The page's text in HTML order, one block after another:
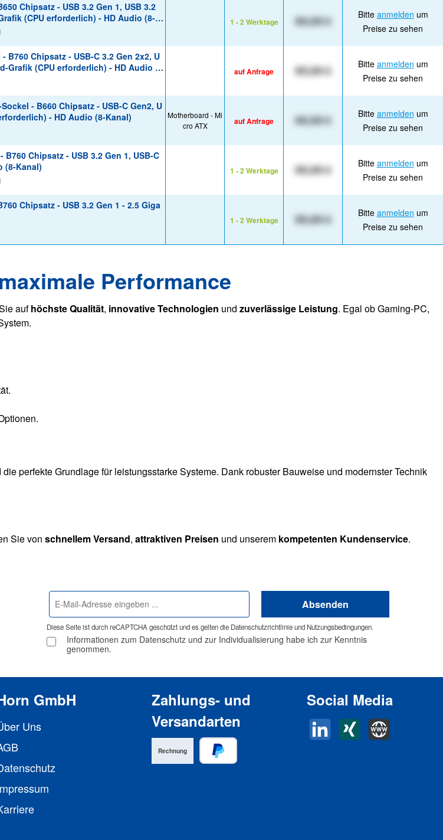
Chipsatz - USB 3.2 Gen 1, USB 3.2
(CPU erforderlich) - HD Audio (8-K
1 - 2 Werktage XX,XX € Bitte anmelden um
Preise zu sehen
B760 Chipsatz - USB-C 3.2 Gen 2x2, U
Grafik (CPU erforderlich) - HD Audio (8
auf Anfrage XX,XX € Bitte anmelden um
Preise zu sehen
- B660 Chipsatz - USB-C Gen2, U
- HD Audio (8-Kanal)
Motherboard - Mi
cro ATX
auf Anfrage XX,XX € Bitte anmelden um
Preise zu sehen
Chipsatz - USB 3.2 Gen 1, USB-C
(8-Kanal)
1 - 2 Werktage XX,XX € Bitte anmelden um
Preise zu sehen
Chipsatz - USB 3.2 Gen 1 - 2.5 Giga
1 - 2 Werktage XX,XX € Bitte anmelden um
Preise zu sehen
Performance
aufhöchste Qualität, innovative Technologien und zuverlässige Leistung. Egal ob Gaming-PC,
perfekte Grundlage für leistungsstarke Systeme. Dank robuster Bauweise und modernster Technik
Sie von schnellem Versand, attraktiven Preisen und unserem kompetenten Kundenservice.
E-
Mail-
Adresse
*
Absenden
Diese Seite ist durch reCAPTCHA geschützt und es gelten die Datenschutzrichtlinieund Nutzungsbedingungen.
Informationen zum Datenschutz und zur Individualisierung habe ich zur Kenntnis
genommen.
GmbH
Uns
Zahlungs- und
Versandarten
Rechnung
Social Media
LinkedInXing Horn Website